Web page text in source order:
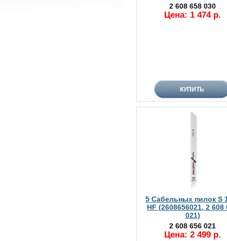
2 608 658 030
Цена: 1 474 р.
5 Сабельных пилок S
HF (2608656021, 2 608
021)
2 608 656 021
Цена: 2 499 р.